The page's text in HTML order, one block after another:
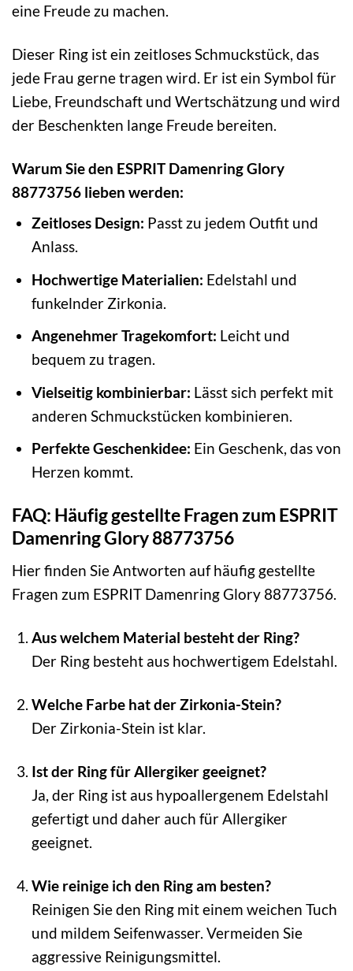
eine Freude zu machen.
Dieser Ring ist ein zeitloses Schmuckstück, das
jede Frau gerne tragen wird. Er ist ein Symbol für
Liebe, Freundschaft und Wertschätzung und wird
der Beschenkten lange Freude bereiten.
Warum Sie den ESPRIT Damenring Glory
88773756 lieben werden:
Zeitloses Design: Passt zu jedem Outfit und
Anlass.
Hochwertige Materialien: Edelstahl und
funkelnder Zirkonia.
Angenehmer Tragekomfort: Leicht und
bequem zu tragen.
Vielseitig kombinierbar: Lässt sich perfekt mit
anderen Schmuckstücken kombinieren.
Perfekte Geschenkidee: Ein Geschenk, das von
Herzen kommt.
FAQ: Häufig gestellte Fragen zum ESPRIT
Damenring Glory 88773756
Hier finden Sie Antworten auf häufig gestellte
Fragen zum ESPRIT Damenring Glory 88773756.
Aus welchem Material besteht der Ring?
Der Ring besteht aus hochwertigem Edelstahl.
Welche Farbe hat der Zirkonia-Stein?
Der Zirkonia-Stein ist klar.
Ist der Ring für Allergiker geeignet?
Ja, der Ring ist aus hypoallergenem Edelstahl
gefertigt und daher auch für Allergiker
geeignet.
Wie reinige ich den Ring am besten?
Reinigen Sie den Ring mit einem weichen Tuch
und mildem Seifenwasser. Vermeiden Sie
aggressive Reinigungsmittel.